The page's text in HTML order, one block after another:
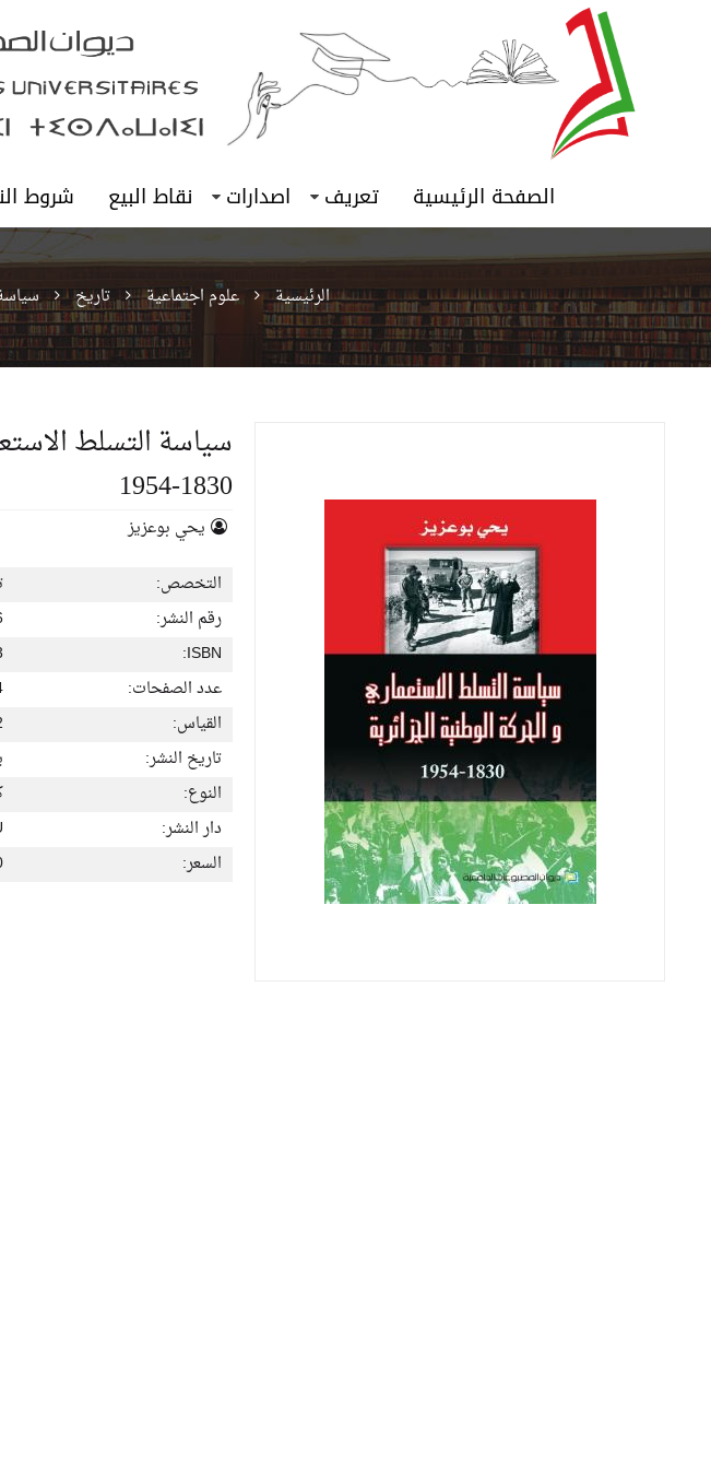
الصفحة الرئيسية تعريف اصدارات نقاط البيع شروط
الرئيسية علوم اجتماعية تاريخ سياسة
سياسة التسلط
1830-1954
يحي بوعزيز
التخصص:
رقم النشر:
ISBN:
عدد الصفحات:
القياس:
تاريخ النشر:
النوع:
دار النشر:
السعر: